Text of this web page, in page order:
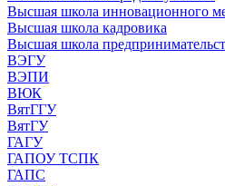
Высшая школа инновационного
Высшая школа кадровика
Высшая школа
ВЭГУ
ВЭПИ
ВЮК
ВятГГУ
ВятГУ
ГАГУ
ГАПОУ ТСПК
ГАПС